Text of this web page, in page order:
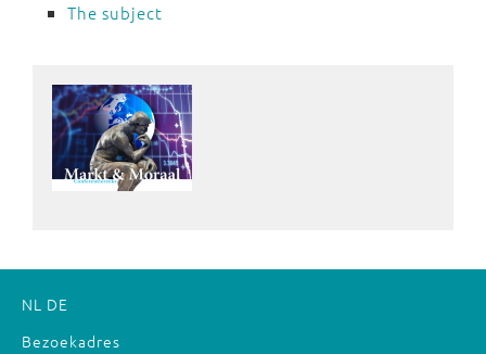
The subject
NL DE
Bezoekadres